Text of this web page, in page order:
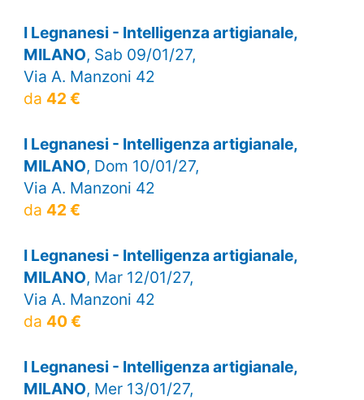
I Legnanesi - Intelligenza artigianale,
MILANO, Sab 09/01/27,
Via A. Manzoni 42
da 42 €
I Legnanesi - Intelligenza artigianale,
MILANO, Dom 10/01/27,
Via A. Manzoni 42
da 42 €
I Legnanesi - Intelligenza artigianale,
MILANO, Mar 12/01/27,
Via A. Manzoni 42
da 40 €
I Legnanesi - Intelligenza artigianale,
MILANO, Mer 13/01/27,